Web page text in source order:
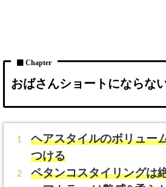
おばさんショートにならな
ヘアスタイルのボリュー
つける
ペタンコスタイリングは